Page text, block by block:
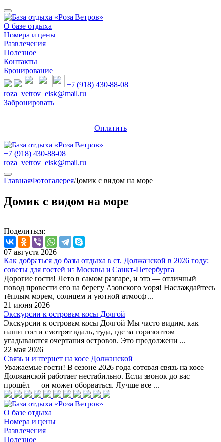
О базе отдыха
Номера и цены
Развлечения
Полезное
Контакты
Бронирование
+7 (918) 430-88-08
roza_vetrov_eisk@mail.ru
Забронировать
Оплатить
+7 (918) 430-88-08
roza_vetrov_eisk@mail.ru
ГлавнаяФотогалереяДомик с видом на море
Домик с видом на море
Поделиться:
07 августа 2026
Как добраться до базы отдыха в ст. Должанской в 2026 году:
советы для гостей из Москвы и Санкт-Петербурга
Дорогие гости! Лето в самом разгаре, и это — отличный
повод провести его на берегу Азовского моря! Наслаждайтесь
тёплым морем, солнцем и уютной атмосф ...
21 июня 2026
Экскурсии к островам косы Долгой
Экскурсии к островам косы Долгой Мы часто видим, как
наши гости смотрят вдаль, туда, где за горизонтом
угадываются очертания островов. Это продолжени ...
22 мая 2026
Связь и интернет на косе Должанской
Уважаемые гости! В сезоне 2026 года сотовая связь на косе
Должанской работает нестабильно. Если звонок до вас
прошёл — он может оборваться. Лучше все ...
О базе отдыха
Номера и цены
Развлечения
Полезное